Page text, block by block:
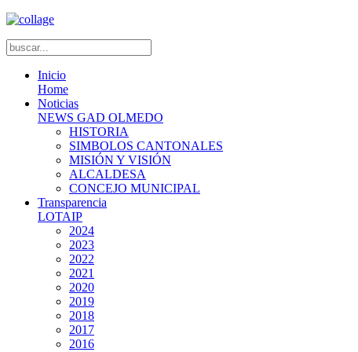
Inicio
Home
Noticias
NEWS GAD OLMEDO
HISTORIA
SIMBOLOS CANTONALES
MISIÓN Y VISIÓN
ALCALDESA
CONCEJO MUNICIPAL
Transparencia
LOTAIP
2024
2023
2022
2021
2020
2019
2018
2017
2016